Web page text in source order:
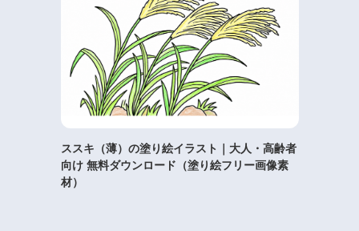
ススキ（薄）の塗り絵イラスト｜大人・高齢者
向け 無料ダウンロード（塗り絵フリー画像素
材）